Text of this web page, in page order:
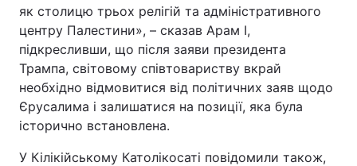
як столицю трьох релігій та адміністративного
центру Палестини», – сказав Арам I,
підкресливши, що після заяви президента
Трампа, світовому співтовариству вкрай
необхідно відмовитися від політичних заяв щодо
Єрусалима і залишатися на позиції, яка була
історично встановлена.
У Кілікійському Католікосаті повідомили також,